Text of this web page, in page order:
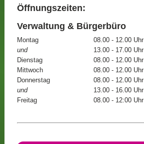
Öffnungszeiten:
Verwaltung & Bürgerbüro
Montag
08.00 - 12.00 Uhr
und
13.00 - 17.00 Uhr
Dienstag
08.00 - 12.00 Uhr
Mittwoch
08.00 - 12.00 Uhr
Donnerstag
08.00 - 12.00 Uhr
und
13.00 - 16.00 Uhr
Freitag
08.00 - 12:00 Uhr